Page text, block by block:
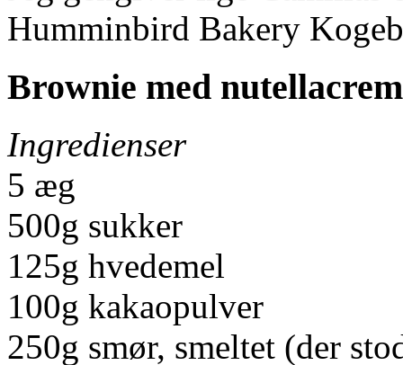
Humminbird Bakery
Brownie med
Ingredienser
5 æg
500g sukker
125g hvedemel
100g kakaopulver
250g smør, smeltet (der